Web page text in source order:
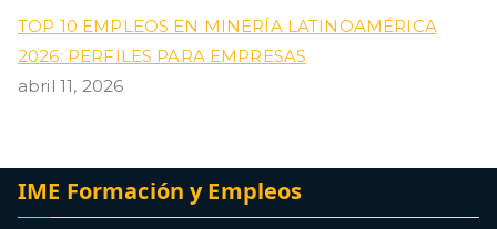
TOP 10 EMPLEOS EN MINERÍA LATINOAMÉRICA
2026: PERFILES PARA EMPRESAS
abril 11, 2026
IME Formación y Empleos